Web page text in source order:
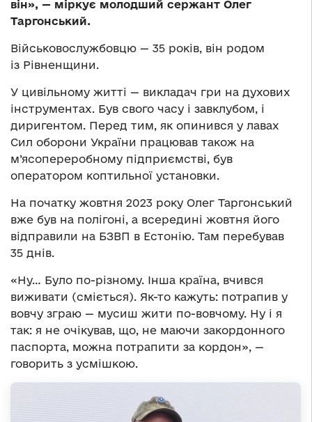
він», — міркує молодший сержант Олег
Таргонський.
Військовослужбовцю — 35 років, він родом
із Рівненщини.
У цивільному житті — викладач гри на духових
інструментах. Був свого часу і завклубом, і
диригентом. Перед тим, як опинився у лавах
Сил оборони України працював також на
м’ясопереробному підприємстві, був
оператором коптильної установки.
На початку жовтня 2023 року Олег Таргонський
вже був на полігоні, а всередині жовтня його
відправили на БЗВП в Естонію. Там перебував
35 днів.
«Ну… Було по-різному. Інша країна, вчився
виживати (сміється). Як-то кажуть: потрапив у
вовчу зграю — мусиш жити по-вовчому. Ну і я
так: я не очікував, що, не маючи закордонного
паспорта, можна потрапити за кордон», —
говорить з усмішкою.